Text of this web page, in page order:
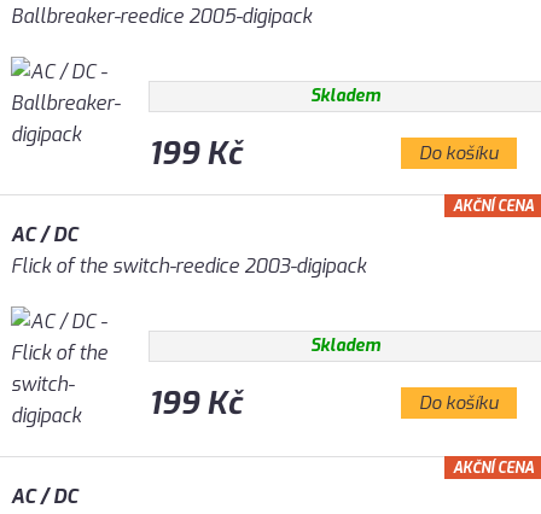
Ballbreaker-reedice 2005-digipack
Skladem
199 Kč Do košíku
AC / DC
Flick of the switch-reedice 2003-digipack
Skladem
199 Kč Do košíku
AKČNÍ CENA
AC / DC
AKČNÍ CENA